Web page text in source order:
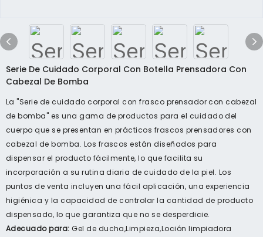
Serie De Cuidado Corporal Con Botella Prensadora Con
Cabezal De Bomba
La "Serie de cuidado corporal con frasco prensador con cabezal
de bomba" es una gama de productos para el cuidado del
cuerpo que se presentan en prácticos frascos prensadores con
cabezal de bomba. Los frascos están diseñados para
dispensar el producto fácilmente, lo que facilita su
incorporación a su rutina diaria de cuidado de la piel. Los
puntos de venta incluyen una fácil aplicación, una experiencia
higiénica y la capacidad de controlar la cantidad de producto
dispensado, lo que garantiza que no se desperdicie.
Adecuado para:Gel de ducha,Limpieza,Loción limpiadora